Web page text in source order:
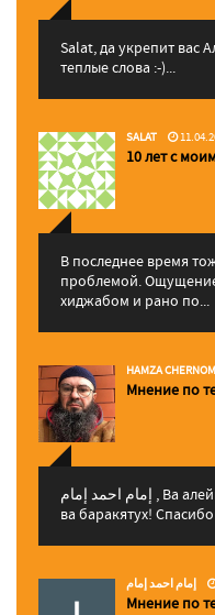
Salat, да укрепит вас
теплые слова :-)...
SALAT
10 лет с
В последнее время
проблемой.
хиджабом и рано по...
HAMZA
Мнение по
إمام احمد إمام , Ва алейкум ассалам ва рахматуЛлахи
ва баракятух!
إمام احمد إمام
Мнение по